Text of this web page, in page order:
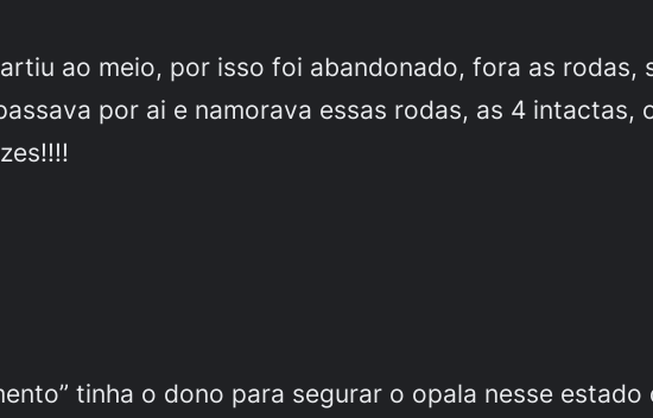
ao meio, por isso foi abandonado, fora as rodas,
por ai e namorava essas rodas, as 4 intactas,
tinha o dono para segurar o opala nesse estado